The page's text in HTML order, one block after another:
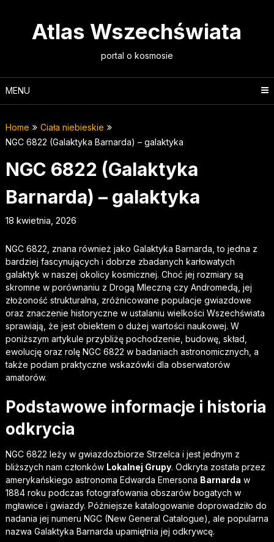
Atlas Wszechświata
portal o kosmosie
MENU
Home
Ciała niebieskie
NGC 6822 (Galaktyka Barnarda) – galaktyka
NGC 6822 (Galaktyka
Barnarda) – galaktyka
18 kwietnia, 2026
NGC 6822, znana również jako Galaktyka Barnarda, to jedna z
bardziej fascynujących i dobrze zbadanych karłowatych
galaktyk w naszej okolicy kosmicznej. Choć jej rozmiary są
skromne w porównaniu z Drogą Mleczną czy Andromedą, jej
złożoność strukturalna, zróżnicowane populacje gwiazdowe
oraz znaczenie historyczne w ustalaniu wielkości Wszechświata
sprawiają, że jest obiektem o dużej wartości naukowej. W
poniższym artykule przybliżę pochodzenie, budowę, skład,
ewolucję oraz rolę NGC 6822 w badaniach astronomicznych, a
także podam praktyczne wskazówki dla obserwatorów
amatorów.
Podstawowe informacje i historia
odkrycia
NGC 6822 leży w gwiazdozbiorze Strzelca i jest jednym z
bliższych nam członków Lokalnej Grupy. Odkryta została przez
amerykańskiego astronoma Edwarda Emersona Barnarda w
1884 roku podczas fotografowania obszarów bogatych w
mgławice i gwiazdy. Późniejsze katalogowanie doprowadziło do
nadania jej numeru NGC (New General Catalogue), ale popularna
nazwa Galaktyka Barnarda upamiętnia jej odkrywcę.